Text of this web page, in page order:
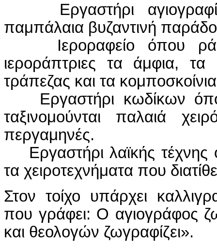
Εργαστήρι
παμπάλαια βυζαντινή
Ιεροραφείο όπου
ιεροράπτριες τα άμφια,
τράπεζας και τα
Εργαστήρι κωδίκων
ταξινομούνται παλαιά
περγαμηνές.
Εργαστήρι λαϊκής τέχνης
τα χειροτεχνήματα που
Στον τοίχο υπάρχει
που γράφει: Ο αγιογράφος
και θεολογών ζωγραφίζει».